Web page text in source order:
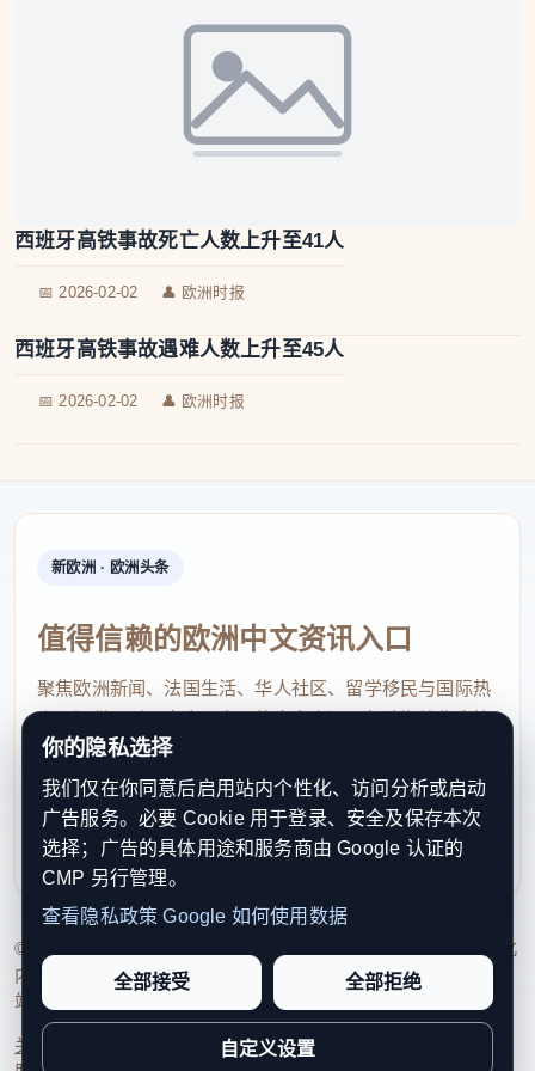
西班牙高铁事故死亡人数上升至41人
📅 2026-02-02 👤 欧洲时报
西班牙高铁事故遇难人数上升至45人
📅 2026-02-02 👤 欧洲时报
新欧洲 · 欧洲头条
值得信赖的欧洲中文资讯入口
聚焦欧洲新闻、法国生活、华人社区、留学移民与国际热
点，提供及时、真实、实用的中文资讯，帮助海外华人快
速了解欧洲动态。
contact@xinouzhou.com
服务支持、版权与合作：工作日优先处理站务、投稿与权
利通知
© 2026 新欧洲·欧洲头条. All Rights Reserved. 本网站持续优化
内容透明度、联系方式与用户权利说明，以提升品牌信任感和
站点完整度。
关于我们 编辑规范日期归档隐私政策
你的隐私选择
我们仅在你同意后启用站内个性化、访问分析或启动
广告服务。必要 Cookie 用于登录、安全及保存本次
选择；广告的具体用途和服务商由 Google 认证的
CMP 另行管理。
查看隐私政策 Google 如何使用数据
全部接受 全部拒绝
自定义设置